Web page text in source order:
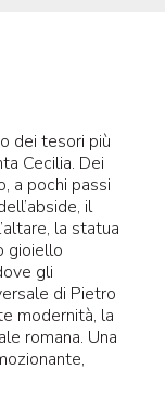
dei tesori più
Cecilia. Dei
a pochi passi
il
la statua
gioiello
gli
di Pietro
modernità, la
romana. Una